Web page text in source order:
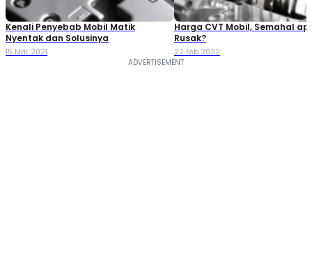
Kenali Penyebab Mobil Matik
Nyentak dan Solusinya
15 Mar 2021
Harga CVT Mobil, Semahal
Rusak?
22 Feb 2022